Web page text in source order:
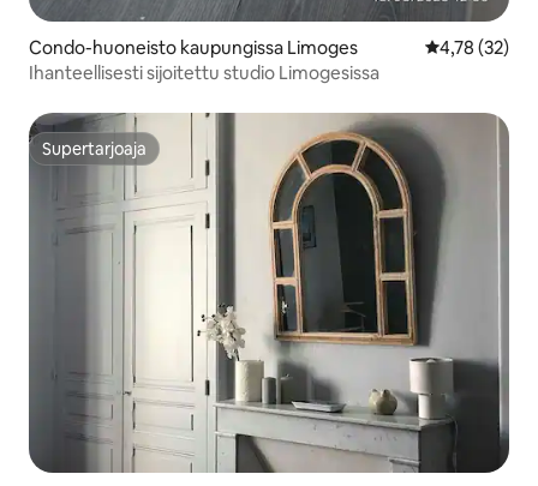
Condo-huoneisto kaupungissa Limoges
4,78 (32)
Ihanteellisesti sijoitettu studio Limogesissa
Supertarjoaja
Supertarjoaja